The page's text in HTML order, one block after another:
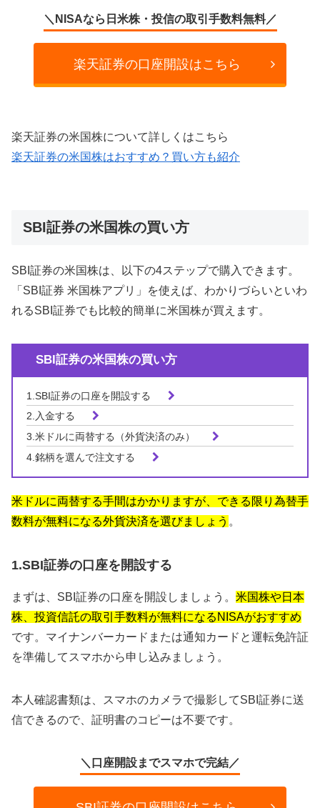
＼NISAなら日米株・投信の取引手数料無料／
楽天証券の口座開設はこちら
楽天証券の米国株について詳しくはこちら
楽天証券の米国株はおすすめ？買い方も紹介
SBI証券の米国株の買い方
SBI証券の米国株は、以下の4ステップで購入できます。
「SBI証券 米国株アプリ」を使えば、わかりづらいといわ
れるSBI証券でも比較的簡単に米国株が買えます。
SBI証券の米国株の買い方
1.SBI証券の口座を開設する
2.入金する
3.米ドルに両替する（外貨決済のみ）
4.銘柄を選んで注文する
米ドルに両替する手間はかかりますが、できる限り為替手
数料が無料になる外貨決済を選びましょう 。
1.SBI証券の口座を開設する
まずは、SBI証券の口座を開設しましょう。 米国株や日本
株、投資信託の取引手数料が無料になるNISAがおすすめ
です。マイナンバーカードまたは通知カードと運転免許証
を準備してスマホから申し込みましょう。
本人確認書類は、スマホのカメラで撮影してSBI証券に送
信できるので、証明書のコピーは不要です。
＼口座開設までスマホで完結／